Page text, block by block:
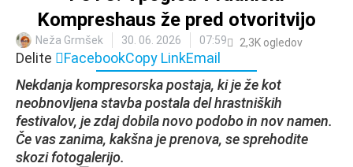
Kompreshaus že pred otvoritvijo
Neža Grmšek 30. 06. 2026 07:59 2,3K ogledov
Delite FacebookCopy LinkEmail
Nekdanja kompresorska postaja, ki je že kot
neobnovljena stavba postala del hrastniških
festivalov, je zdaj dobila novo podobo in nov namen.
Če vas zanima, kakšna je prenova, se sprehodite
skozi fotogalerijo.